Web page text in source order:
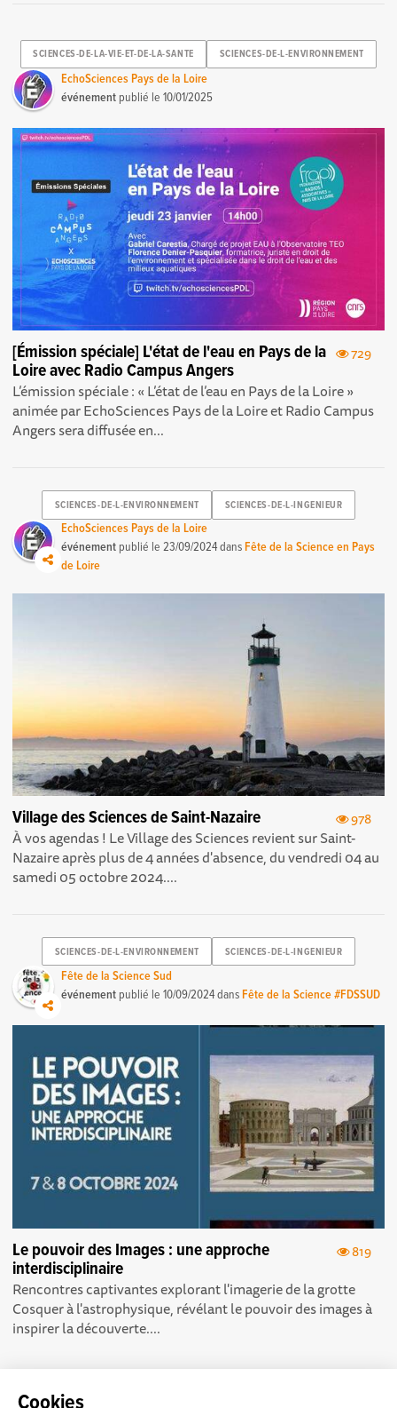
SCIENCES-DE-LA-VIE-ET-DE-LA-SANTE SCIENCES-DE-L-ENVIRONNEMENT
EchoSciences Pays de la Loire
événement publié le10/01/2025
729
[Émission spéciale] L'état de l'eau en Pays de la
Loire avec Radio Campus Angers
L’émission spéciale : « L’état de l’eau en Pays de la Loire »
animée par EchoSciences Pays de la Loire et Radio Campus
Angers sera diffusée en...
SCIENCES-DE-L-ENVIRONNEMENT SCIENCES-DE-L-INGENIEUR
EchoSciences Pays de la Loire
événement publié le23/09/2024dansFête de la Science en Pays
de Loire
978
Village des Sciences de Saint-Nazaire
À vos agendas ! Le Village des Sciences revient sur Saint-
Nazaire après plus de 4 années d'absence, du vendredi 04 au
samedi 05 octobre 2024....
SCIENCES-DE-L-ENVIRONNEMENT SCIENCES-DE-L-INGENIEUR
Fête de la Science Sud
événement publié le10/09/2024dansFête de la Science #FDSSUD
819
Le pouvoir des Images : une approche
interdisciplinaire
Rencontres captivantes explorant l'imagerie de la grotte
Cosquer à l'astrophysique, révélant le pouvoir des images à
inspirer la découverte. ...